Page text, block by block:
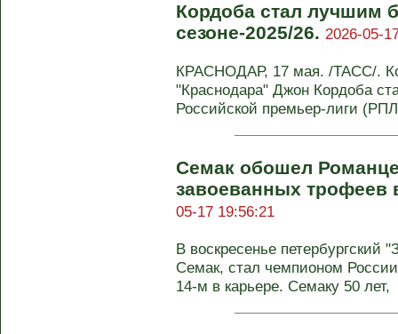
Кордоба стал лучшим
сезоне-2025/26. 2026-05-
КРАСНОДАР, 17 мая. /ТАСС/.
"Краснодара" Джон Кордоба
Российской премьер-лиги
Семак обошел
завоеванных трофеев
05-17 19:56:21
В воскресенье петербургский
Семак, стал чемпионом
14-м в карьере. Семаку 50 лет,